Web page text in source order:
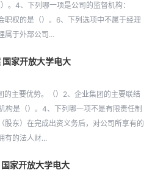
。4、下列哪一项是公司的监督机构：
职权的是（）。6、下列选项中不属于经理
属于外部公司...
国家开放大学电大
的主要优势。（）2、企业集团的主要联结
构是（）。4、下列哪一项不是有限责任制
股东）在完成出资义务后，对公司所享有的
有的法人财...
国家开放大学电大